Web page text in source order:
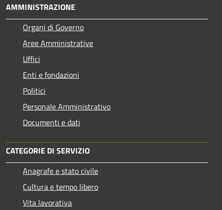
AMMINISTRAZIONE
Organi di Governo
Aree Amministrative
Uffici
Enti e fondazioni
Politici
Personale Amministrativo
Documenti e dati
CATEGORIE DI SERVIZIO
Anagrafe e stato civile
Cultura e tempo libero
Vita lavorativa